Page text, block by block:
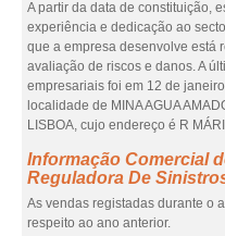
A partir da data de constituição,
experiência e dedicação ao
que a empresa desenvolve está
avaliação de riscos e danos. A
empresariais foi em 12 de
localidade de MINA AGUA
LISBOA, cujo endereço é R
Informação Comercial
Reguladora De
As vendas registadas durante o
respeito ao ano anterior.